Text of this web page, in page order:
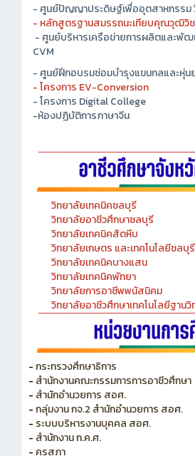
- ศูนย์ปัญญาประดิษฐ์เพื่ออุตสาหกรรม
- หลักสูตรฐานสมรรถนะเทียบคุณวุฒิวิ
- ศูนย์บริหารเครือข่ายการผลิตและพัฒ
CVM
- ศูนย์ฝึกอบรมซ่อมบำรุงแขนกลและหุ่น
- โครงการ EV-Conversion
- โครงการ Digital College
-ห้องปฏิบัติการภาษาจีน
วิทยาลัยเทคนิคชลบุรี
วิทยาลัยอาชีวศึกษาชลบุรี
วิทยาลัยเทคนิคสัตหีบ
วิทยาลัยเกษตร และเทคโนโลยีชลบุรี
วิทยาลัยเทคนิคบางแสน
วิทยาลัยเทคนิคพัทยา
วิทยาลัยการอาชีพพนัสนิคม
วิทยาลัยอาชีวศึกษาเทคโนโลยีฐาน
-กระทรวงศึกษาธิการ
- สำนักงานคณะกรรมการการอาชีวศึกษา
- สำนักอำนวยการ สอศ.
-กลุ่มงาน กจ.2 สำนักอำนวยการ สอศ.
- ระบบบริหารงานบุคคล สอศ.
- สำนักงาน ก.ค.ศ.
- คุรุสภา